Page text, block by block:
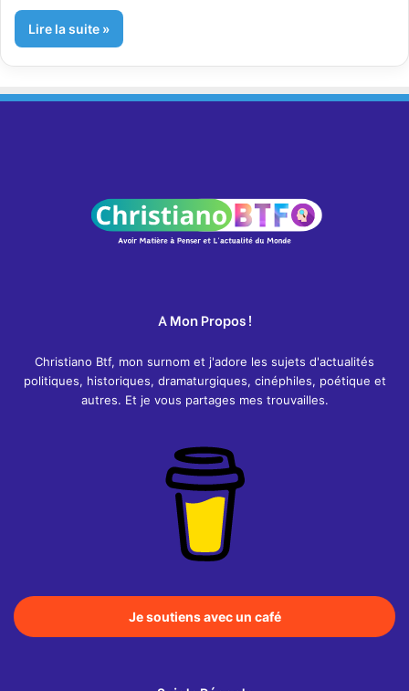
Lire la suite »
A Mon Propos !
Christiano Btf, mon surnom et j'adore les sujets d'actualités
politiques, historiques, dramaturgiques, cinéphiles, poétique et
autres. Et je vous partages mes trouvailles.
Je soutiens avec un café